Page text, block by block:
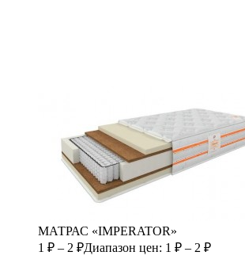
МАТРАС «IMPERATOR»
1 ₽ – 2 ₽Диапазон цен: 1 ₽ – 2 ₽